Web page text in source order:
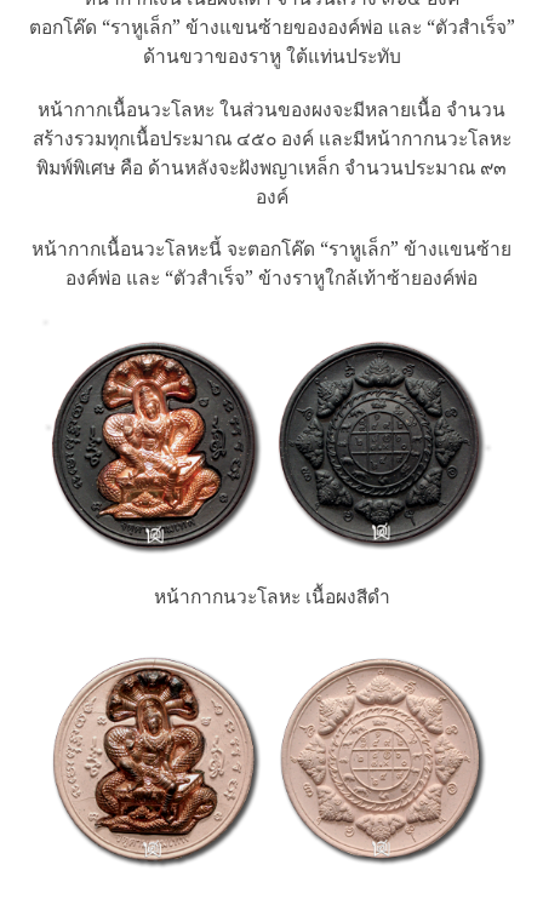
ตอกโค๊ด “ราหูเล็ก” ข้างแขนซ้ายขององค์พ่อ และ “ตัวสำเร็จ”
ด้านขวาของราหู ใต้แท่นประทับ
หน้ากากเนื้อนวะโลหะ ในส่วนของผงจะมีหลายเนื้อ จำนวน
สร้างรวมทุกเนื้อประมาณ ๔๕๐ องค์ และมีหน้ากากนวะโลหะ
พิมพ์พิเศษ คือ ด้านหลังจะฝังพญาเหล็ก จำนวนประมาณ ๙๓
องค์
หน้ากากเนื้อนวะโลหะนี้ จะตอกโค๊ด “ราหูเล็ก” ข้างแขนซ้าย
องค์พ่อ และ “ตัวสำเร็จ” ข้างราหูใกล้เท้าซ้ายองค์พ่อ
หน้ากากนวะโลหะ เนื้อผงสีดำ